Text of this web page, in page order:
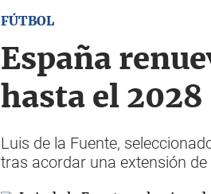
FÚTBOL
España
hasta el 2028
Luis de la Fuente,
tras acordar una extensión